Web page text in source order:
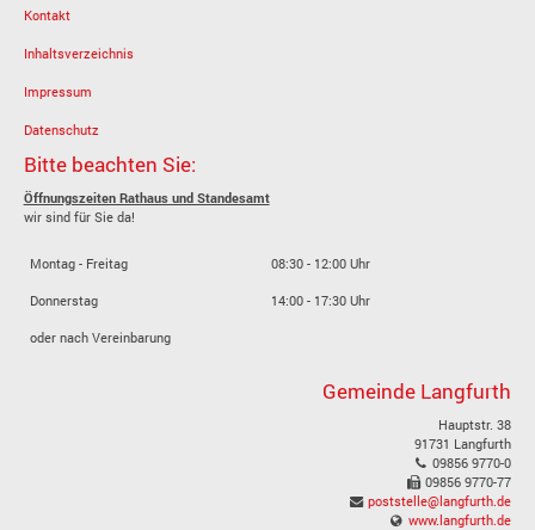
Kontakt
Inhaltsverzeichnis
Impressum
Datenschutz
Bitte beachten Sie:
Öffnungszeiten Rathaus und Standesamt
wir sind für Sie da!
Montag - Freitag 08:30 - 12:00 Uhr
Donnerstag 14:00 - 17:30 Uhr
oder nach Vereinbarung
Gemeinde Langfurth
Hauptstr. 38
91731 Langfurth
09856 9770-0
09856 9770-77
poststelle@langfurth.de
www.langfurth.de